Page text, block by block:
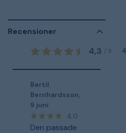
Recensioner
4,3 / 5 4
Bertil
Bernhardsson
9 juni
4,0
Den passade